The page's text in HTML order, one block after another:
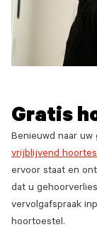
Gratis
Benieuwd naar uw
vrijblijvend
ervoor staat en
dat u
vervolgafspraak
hoortoestel.